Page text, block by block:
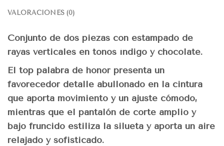
VALORACIONES (0)
Conjunto de dos piezas con estampado de
rayas verticales en tonos índigo y chocolate.
El top palabra de honor presenta un
favorecedor detalle abullonado en la cintura
que aporta movimiento y un ajuste cómodo,
mientras que el pantalón de corte amplio y
bajo fruncido estiliza la silueta y aporta un aire
relajado y sofisticado.